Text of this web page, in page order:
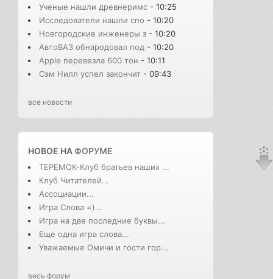
Ученые нашли древнеримс - 10:25
Исследователи нашли спо - 10:20
Новгородские инженеры з - 10:20
АвтоВАЗ обнародовал под - 10:20
Apple перевезла 600 тон - 10:11
Сэм Нилл успел закончит - 09:43
все новости
НОВОЕ НАФОРУМЕ
ТЕРЕМОК-Клуб братьев наших ...
Клуб Читателей...
Ассоциации...
Игра Слова =)...
Игра на две последние буквы...
Еще одна игра слова...
Уважаемые Омичи и гости гор...
весь форум